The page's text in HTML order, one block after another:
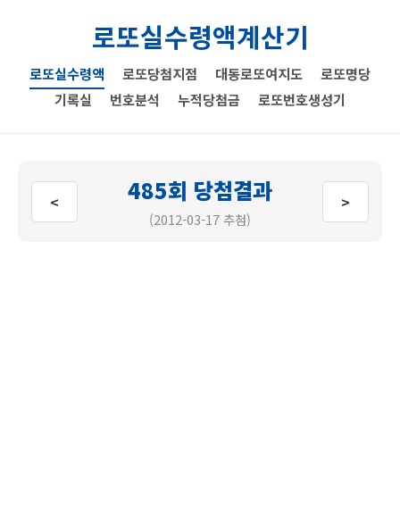
로또실수령액계산기
로또실수령액 로또당첨지점 대동로또여지도
로또명당
기록실
번호분석 누적당첨금 로또번호생성기
< 485회 당첨결과
(2012-03-17 추첨)
>